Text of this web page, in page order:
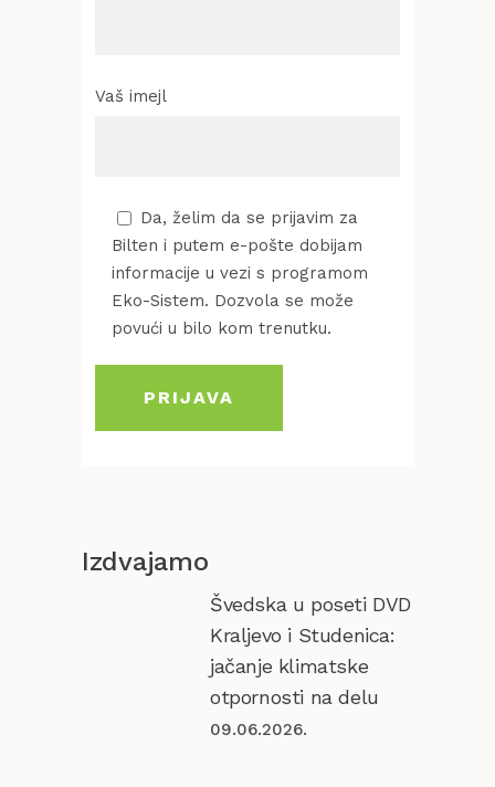
Vaš imejl
Da, želim da se prijavim za
Bilten i putem e-pošte dobijam
informacije u vezi s programom
Eko-Sistem. Dozvola se može
povući u bilo kom trenutku.
Izdvajamo
Švedska u poseti DVD
Kraljevo i Studenica:
jačanje klimatske
otpornosti na delu
09.06.2026.